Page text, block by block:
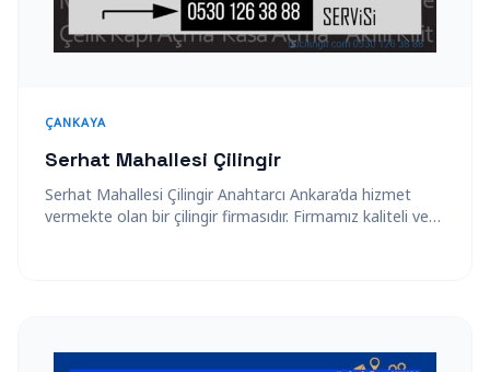
ÇANKAYA
Serhat Mahallesi Çilingir
Serhat Mahallesi Çilingir Anahtarcı Ankara’da hizmet
vermekte olan bir çilingir firmasıdır. Firmamız kaliteli ve